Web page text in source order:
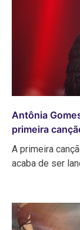
Antônia
primeira
A primeira
acaba de ser